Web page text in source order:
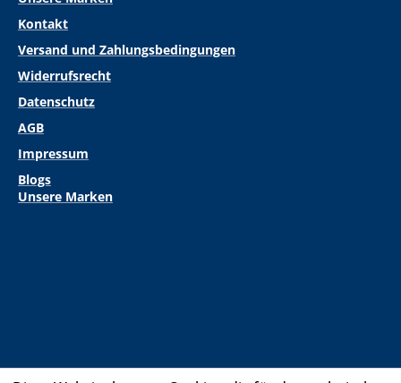
Kontakt
Versand und Zahlungsbedingungen
Widerrufsrecht
Datenschutz
AGB
Impressum
Blogs
Unsere Marken